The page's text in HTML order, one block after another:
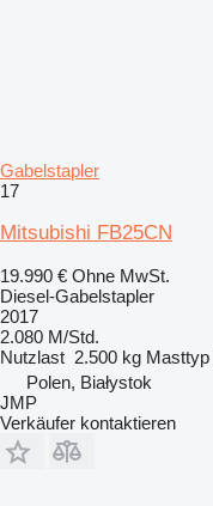
Gabelstapler
17
Mitsubishi FB25CN
19.990 € Ohne MwSt.
Diesel-Gabelstapler
2017
2.080 M/Std.
Nutzlast 2.500 kg Masttyp
Polen, Białystok
JMP
Verkäufer kontaktieren